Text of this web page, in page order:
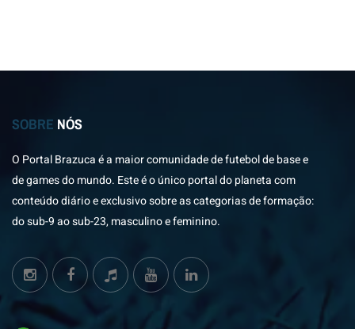
SOBRE NÓS
O Portal Brazuca é a maior comunidade de futebol de base e
de games do mundo. Este é o único portal do planeta com
conteúdo diário e exclusivo sobre as categorias de formação:
do sub-9 ao sub-23, masculino e feminino.